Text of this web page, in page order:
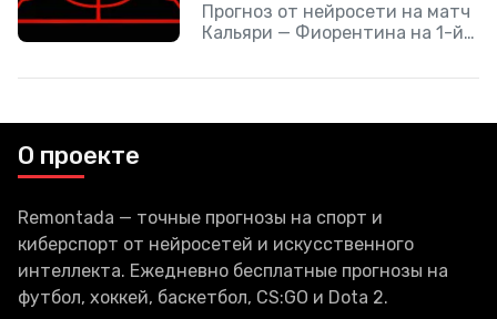
Прогноз от нейросети на матч
Кальяри — Фиорентина на 1-й
пройдет 24 августа 2025.
О проекте
Remontada — точные прогнозы на спорт и
киберспорт от нейросетей и искусственного
интеллекта. Ежедневно бесплатные прогнозы на
футбол, хоккей, баскетбол, CS:GO и Dota 2.